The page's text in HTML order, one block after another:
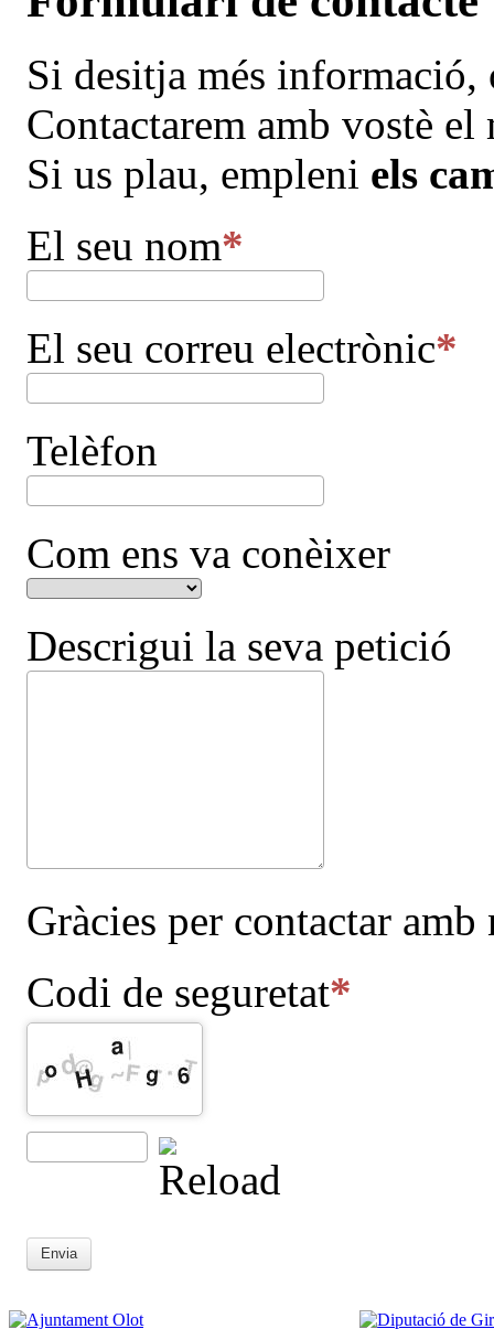
Si desitja més
Contactarem amb vostè el
Si us plau, empleni els
El seu nom
El seu correu electrònic
Telèfon
Com ens va conèixer
Descrigui la seva petició
Gràcies per contactar amb
Codi de seguretat
Envia